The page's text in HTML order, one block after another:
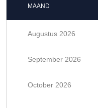
MAAND
Augustus 2026
September 2026
October 2026